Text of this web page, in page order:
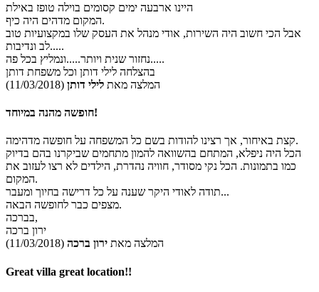
היינו ארבעה ימים קסומים בוילה טופז באילת
המקום מדהים היה כיף.
אבל הכי חשוב היה השירות, אודי מנהל את העסק שלו במקצועיות טוב
לב ונדיבות.....
נחזור שנית ויותר.....ונמליץ בכל פה.....
בהצלחה לילי דותן וכל משפחת דותן
המלצה מאת לילי דותן (11/03/2018)
חופשה מהנה במיוחד!
קצת באיחור, אך רצינו להודות בשם כל המשפחה על חופשה מדהימה.
הכל היה ניפלא, המתחם בהשוואה להמון מתחמים שביקרנו בהם בדיוק
כמו בתמונות. הכל נקי מסודר, חוויה נהדרת, הילדים לא רצו לעזוב את
המקום.
תודה לאודי היקר שענה על כל דרישה בחיוך ומעבר...
מצפים כבר לחופשה הבאה.
בברכה,
ירון ברכה
המלצה מאת ירון ברכה (11/03/2018)
Great villa great location!!